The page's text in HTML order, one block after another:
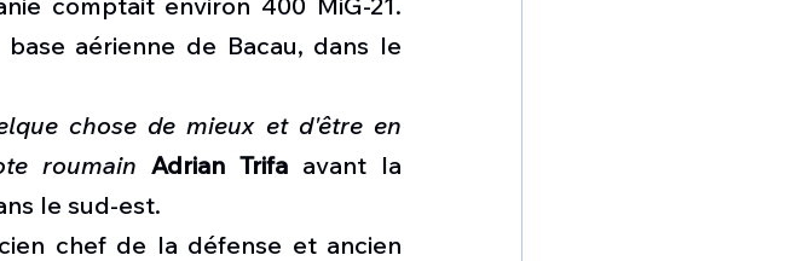
aérienne de Bacau, dans le
chose de mieux et d'être en
roumain Adrian Trifa avant la
le sud-est.
chef de la défense et ancien